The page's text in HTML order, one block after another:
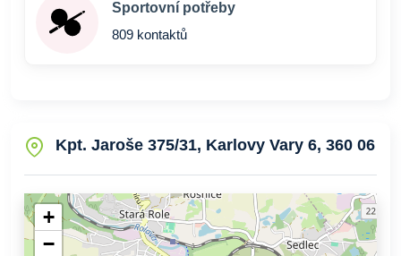
Sportovní potřeby
809 kontaktů
Kpt. Jaroše 375/31, Karlovy Vary 6, 360 06
+
−